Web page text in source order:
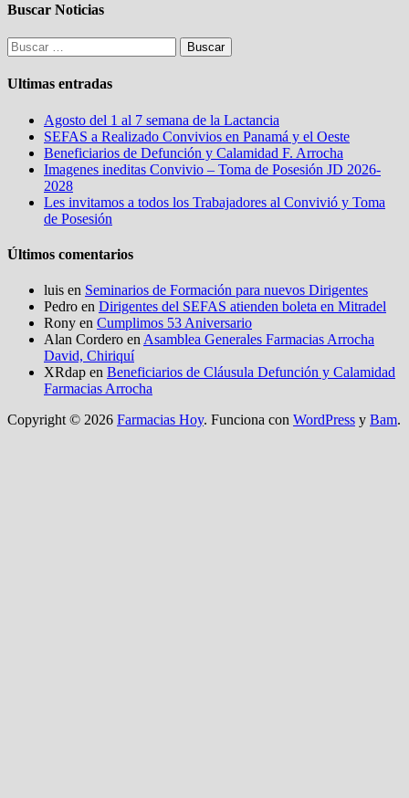
Buscar Noticias
Buscar:
Ultimas entradas
Agosto del 1 al 7 semana de la Lactancia
SEFAS a Realizado Convivios en Panamá y el Oeste
Beneficiarios de Defunción y Calamidad F. Arrocha
Imagenes ineditas Convivio – Toma de Posesión JD 2026-
2028
Les invitamos a todos los Trabajadores al Convivió y Toma
de Posesión
Últimos comentarios
luis en Seminarios de Formación para nuevos Dirigentes
Pedro en Dirigentes del SEFAS atienden boleta en Mitradel
Rony en Cumplimos 53 Aniversario
Alan Cordero en Asamblea Generales Farmacias Arrocha
David, Chiriquí
XRdap en Beneficiarios de Cláusula Defunción y Calamidad
Farmacias Arrocha
Copyright © 2026 Farmacias Hoy. Funciona con WordPress y Bam.